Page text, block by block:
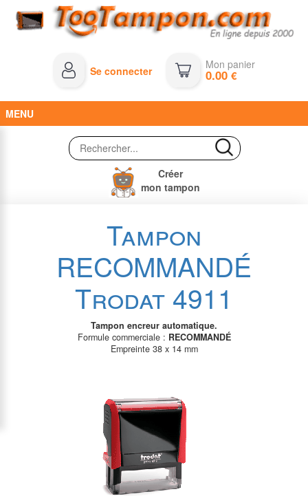
Se connecter Mon panier
0.00€
MENU
Créer
mon tampon
Tampon
RECOMMANDÉ
Trodat 4911
Tampon encreur automatique.
Formule commerciale : RECOMMANDÉ
Empreinte 38 x 14 mm